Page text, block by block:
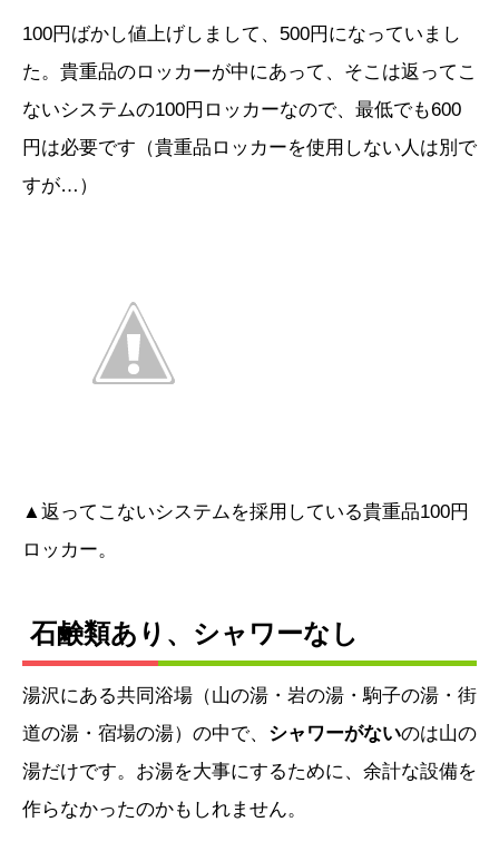
100円ばかし値上げしまして、500円になっていまし
た。貴重品のロッカーが中にあって、そこは返ってこ
ないシステムの100円ロッカーなので、最低でも600
円は必要です（貴重品ロッカーを使用しない人は別で
すが…）
▲返ってこないシステムを採用している貴重品100円
ロッカー。
石鹸類あり、シャワーなし
湯沢にある共同浴場（山の湯・岩の湯・駒子の湯・街
道の湯・宿場の湯）の中で、 シャワーがないのは山の
湯だけです。お湯を大事にするために、余計な設備を
作らなかったのかもしれません。